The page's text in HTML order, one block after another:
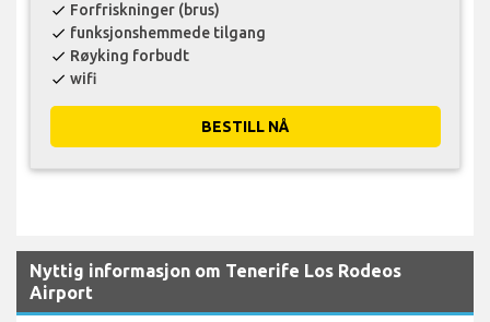
check Forfriskninger (brus)
check funksjonshemmede tilgang
check Røyking forbudt
check wifi
BESTILL NÅ
Nyttig informasjon om Tenerife Los Rodeos
Airport